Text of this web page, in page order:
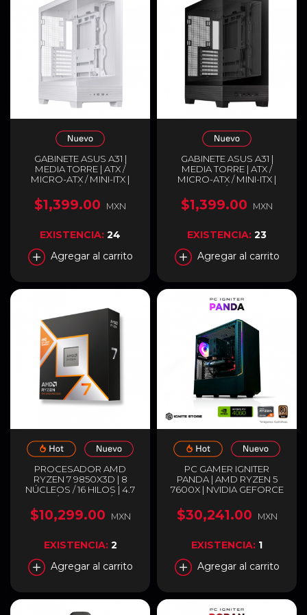
GABINETE ASUS A31 |
MEDIA TORRE | ATX /
MICRO-ATX / MINI-ITX |
USB-C 3.2 / USB-A 3.2 |
DISEÑO PANORÁMICO
CON DOBLE CRISTAL
A31/WT/TG
$1,399.00 MXN
EXISTENCIA: 24
Agregar al carrito
GABINETE ASUS A31 |
MEDIA TORRE | ATX /
MICRO-ATX / MINI-ITX |
USB-C 3.2 / USB-A 3.2 |
DISEÑO PANORÁMICO
CON DOBLE CRISTAL
A31/BK/TG
$1,399.00 MXN
EXISTENCIA: 23
Agregar al carrito
PROCESADOR AMD
RYZEN 7 9850X3D | 8
NÚCLEOS / 16 HILOS | 4.7
GHZ / 5.6 GHZ (MÁX) |
SOCKET AM5 | 96MB
CACHÉ L3 | AMD RADEON
DISIPADOR | 100-
100001973WOF
$10,299.00 MXN
EXISTENCIA: 2
Agregar al carrito
PC GAMER IGNITER
PANDA | AMD RYZEN 5
7600X | NVIDIA GEFORCE
RAM DDR5 | SSD 1TB M.2 |
ENTREGA INMEDIATA
$30,241.00 MXN
EXISTENCIA: 1
Agregar al carrito